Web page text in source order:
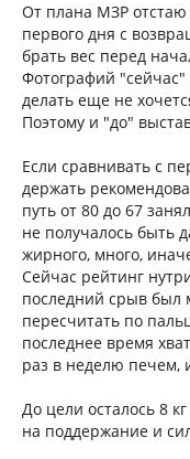
От плана МЗР отстаю
первого дня с
брать вес перед
Фотографий
делать еще не
Поэтому и "до"
Если сравнивать с
держать
путь от 80 до 67
не получалось быть
жирного, много,
Сейчас рейтинг
последний срыв был
пересчитать по
последнее время
раз в неделю печем,
До цели осталось 8
на поддержание и